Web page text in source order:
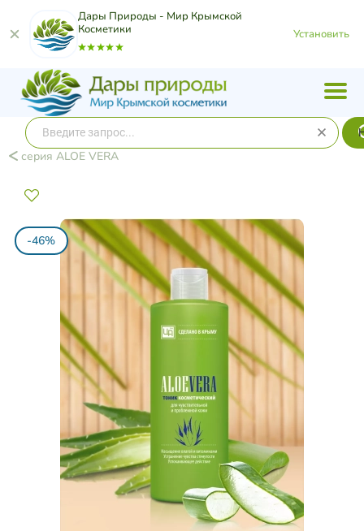
Дары Природы - Мир Крымской
Косметики
Установить
серия ALOE VERA
-46%